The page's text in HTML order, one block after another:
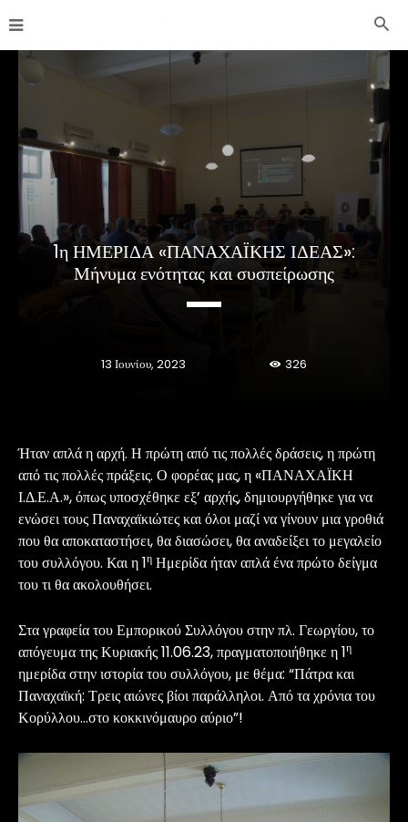
1η ΗΜΕΡΙΔΑ «ΠΑΝΑΧΑΪΚΗΣ ΙΔΕΑΣ»:
Μήνυμα ενότητας και συσπείρωσης
13 Ιουνίου, 2023 326
Ήταν απλά η αρχή. Η πρώτη από τις πολλές δράσεις, η πρώτη
από τις πολλές πράξεις. Ο φορέας μας, η «ΠΑΝΑΧΑΪΚΗ
Ι.Δ.Ε.Α.», όπως υποσχέθηκε εξ’ αρχής, δημιουργήθηκε για να
ενώσει τους Παναχαϊκιώτες και όλοι μαζί να γίνουν μια γροθιά
που θα αποκαταστήσει, θα διασώσει, θα αναδείξει το μεγαλείο
του συλλόγου. Και η 1η Ημερίδα ήταν απλά ένα πρώτο δείγμα
του τι θα ακολουθήσει.
Στα γραφεία του Εμπορικού Συλλόγου στην πλ. Γεωργίου, το
απόγευμα της Κυριακής 11.06.23, πραγματοποιήθηκε η 1η
ημερίδα στην ιστορία του συλλόγου, με θέμα: “Πάτρα και
Παναχαϊκή: Τρεις αιώνες βίοι παράλληλοι. Από τα χρόνια του
Κορύλλου…στο κοκκινόμαυρο αύριο”!